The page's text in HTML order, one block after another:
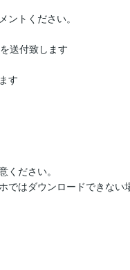
トください。
送付致します
す
ください。
ではダウンロードできない